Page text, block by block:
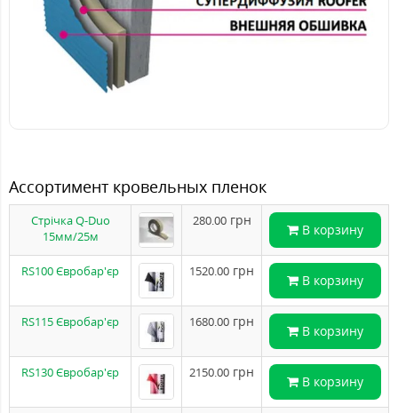
Ассортимент кровельных пленок
Стрічка Q-Duo
15мм/25м
280.00грн
В корзину
RS100 Євробар'єр 1520.00 грн
В корзину
RS115 Євробар'єр 1680.00 грн
В корзину
RS130 Євробар'єр 2150.00 грн
В корзину